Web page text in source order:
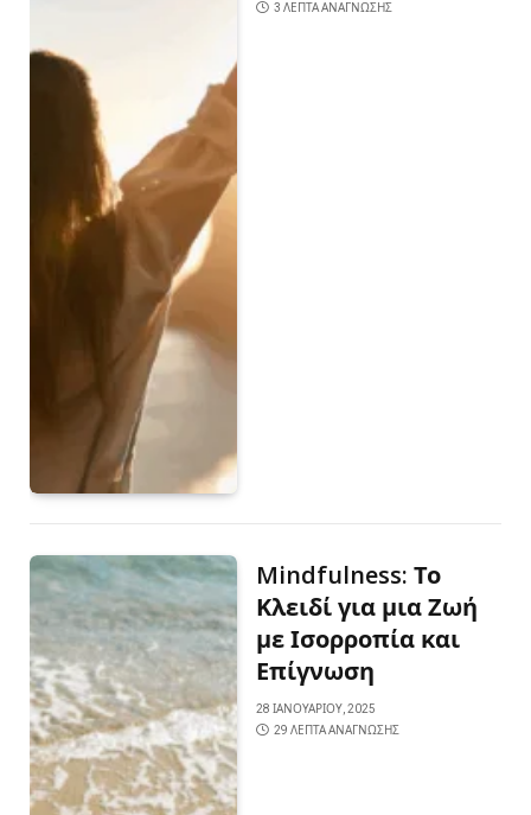
3 ΛΕΠΤΆ ΑΝΆΓΝΩΣΗΣ
Mindfulness: Το
Κλειδί για μια Ζωή
με Ισορροπία και
Επίγνωση
28 ΙΑΝΟΥΑΡΊΟΥ, 2025
29 ΛΕΠΤΆ ΑΝΆΓΝΩΣΗΣ